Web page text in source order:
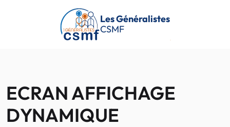
Passer au contenu principal
Les Généralistes
CSMF
ECRAN AFFICHAGE
DYNAMIQUE